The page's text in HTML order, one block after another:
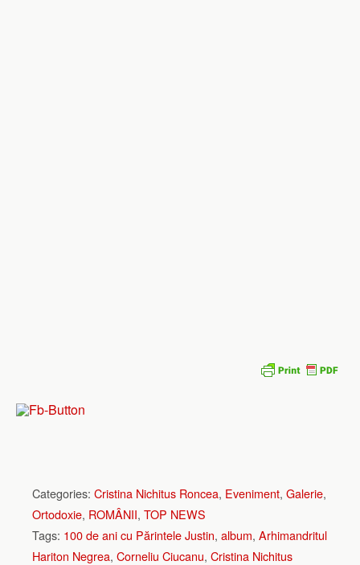
Categories: Cristina Nichitus Roncea, Eveniment, Galerie,
Ortodoxie, ROMÂNII, TOP NEWS
Tags: 100 de ani cu Părintele Justin, album, Arhimandritul
Hariton Negrea, Corneliu Ciucanu, Cristina Nichitus